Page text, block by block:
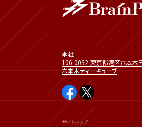
本社
106-0032 東京都港区六本木
六本木ティーキューブ
サイトマップ